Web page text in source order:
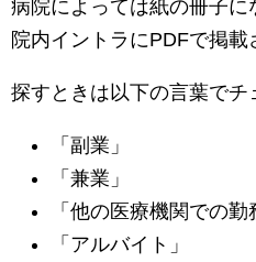
病院によっては紙の冊子に
院内イントラにPDFで掲載
探すときは以下の言葉でチ
「副業」
「兼業」
「他の医療機関での勤
「アルバイト」